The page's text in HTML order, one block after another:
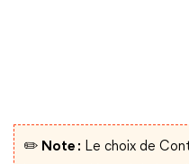
✏️ Note : Le choix de